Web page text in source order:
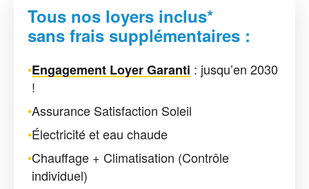
Tous nos loyers inclus*
sans frais supplémentaires :
•Engagement Loyer Garanti : jusqu’en 2030
!
•Assurance Satisfaction Soleil
•Électricité et eau chaude
•Chauffage + Climatisation (Contrôle
individuel)